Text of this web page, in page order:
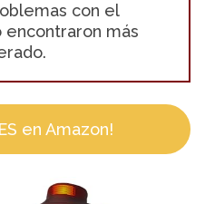
con el
encontraron más
en Amazon!